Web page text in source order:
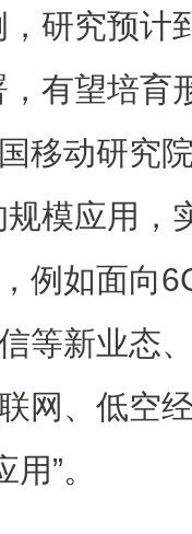
究预计
有望培育
移动研究
模应用，
例如面向
等新业态
网、低空
”。